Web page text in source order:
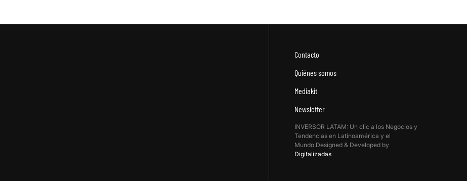
Contacto
Quiénes somos
Mediakit
Newsletter
INVERSOR LATAM: Un clic a los Negocios y
Tendencias en Latinoamérica y el
Mundo.Designed & Developed by
Digitalizadas